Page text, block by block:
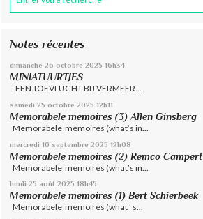
Notes récentes
dimanche 26 octobre 2025 16h34
MINIATUURTJES
EEN TOEVLUCHT BIJ VERMEER...
samedi 25 octobre 2025 12h11
Memorabele memoires (3) Allen Ginsberg
Memorabele memoires (what’s in...
mercredi 10 septembre 2025 12h08
Memorabele memoires (2) Remco Campert
Memorabele memoires (what’s in...
lundi 25 août 2025 18h45
Memorabele memoires (1) Bert Schierbeek
Memorabele memoires (what ’ s...